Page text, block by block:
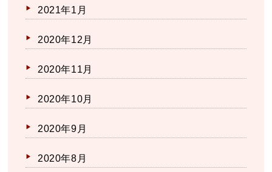
2021年1月
2020年12月
2020年11月
2020年10月
2020年9月
2020年8月